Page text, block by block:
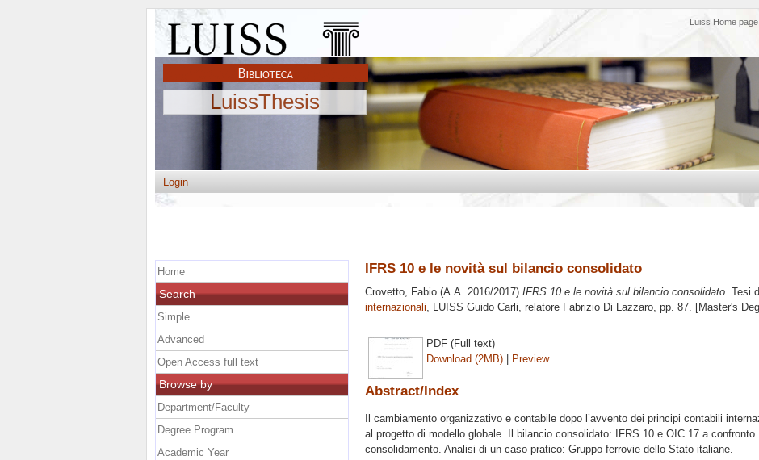
Luiss Home page
LuissThesis
Login
IFRS 10 e le novità sul bilancio consolidato
Crovetto, Fabio (A.A. 2016/2017) IFRS 10 e le novità sul bilancio consolidato. Tesi
internazionali, LUISS Guido Carli, relatore Fabrizio Di Lazzaro, pp. 87. [Master's
PDF (Full text)
Download (2MB) | Preview
Abstract/Index
Il cambiamento organizzativo e contabile dopo l’avvento dei principi contabili
al progetto di modello globale. Il bilancio consolidato: IFRS 10 e OIC 17 a
consolidamento. Analisi di un caso pratico: Gruppo ferrovie dello Stato italiane.
Home
Search
Simple
Advanced
Open Access full text
Browse by
Department/Faculty
Degree Program
Academic Year